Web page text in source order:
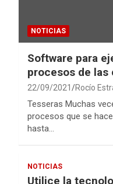
NOTICIAS
Software para
procesos de las
22/09/2021 Rocío
Tesseras Muchas
procesos que se
hasta…
NOTICIAS
Utilice la